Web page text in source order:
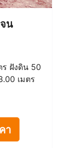
น
ร ฝังดิน 50
เมตร
า